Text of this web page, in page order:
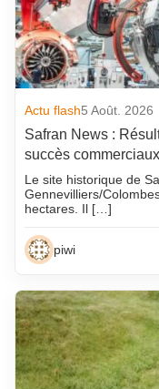
Actu flash5 Août. 2026
Safran News :
succès commerciaux
Le site historique de
Gennevilliers/
hectares. Il […]
piwi